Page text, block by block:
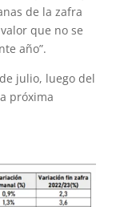
de la zafra
que no se
año”.
julio, luego del
próxima